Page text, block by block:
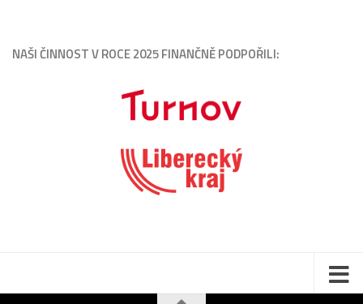
NAŠI ČINNOST V ROCE 2025 FINANČNĚ PODPOŘILI: